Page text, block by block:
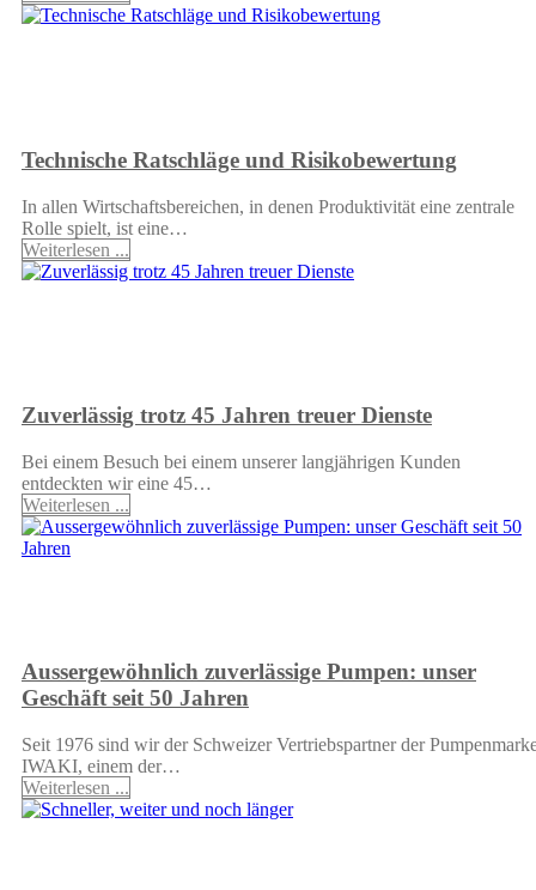
Technische Ratschläge und Risikobewertung
In allen Wirtschaftsbereichen, in denen Produktivität eine zentrale
Rolle spielt, ist eine…
Weiterlesen ...
Zuverlässig trotz 45 Jahren treuer Dienste
Bei einem Besuch bei einem unserer langjährigen Kunden
entdeckten wir eine 45…
Weiterlesen ...
Aussergewöhnlich zuverlässige Pumpen: unser
Geschäft seit 50 Jahren
Seit 1976 sind wir der Schweizer Vertriebspartner der
IWAKI, einem der…
Weiterlesen ...